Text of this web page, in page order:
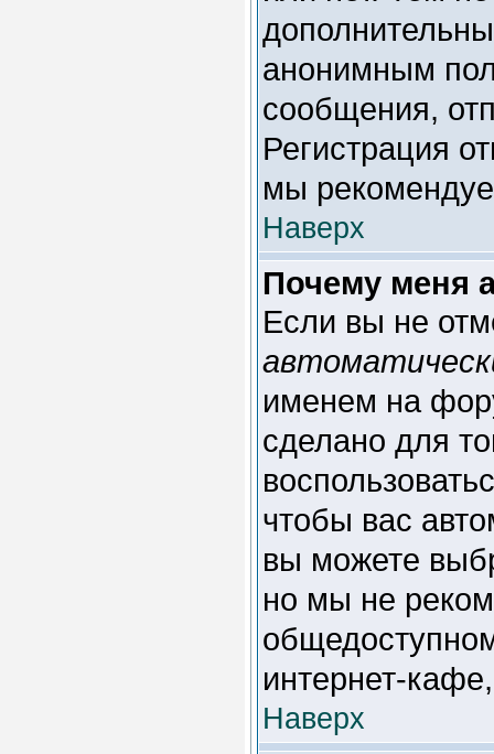
анонимным
сообщения,
Регистрация
мы
Наверх
Почему меня
Если вы не
именем на
сделано для
чтобы вас
вы можете
но мы не
интернет-
Наверх